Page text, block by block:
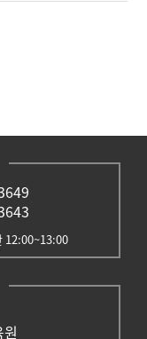
12:00~13:00